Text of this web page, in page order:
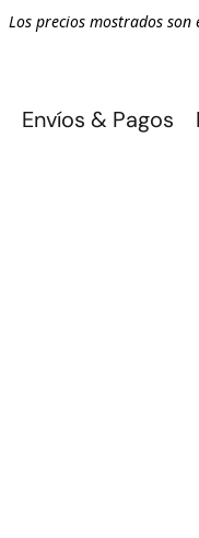
Los precios mostrados son
Envíos & Pagos